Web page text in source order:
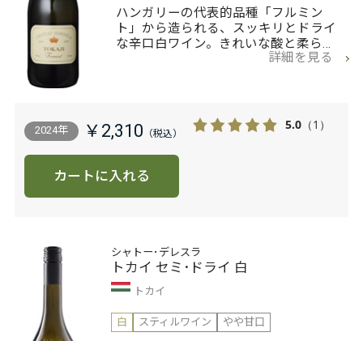
ハンガリーの代表的品種「フルミン
ト」から造られる、スッキリとドライ
な辛口白ワイン。きれいな酸と柔ら…
詳細を見る
2024年 ￥2,310 5.0 （1）
カートに入れる
シャトー･デレスラ
トカイ セミ･ドライ 白
トカイ
白
スティルワイン やや甘口